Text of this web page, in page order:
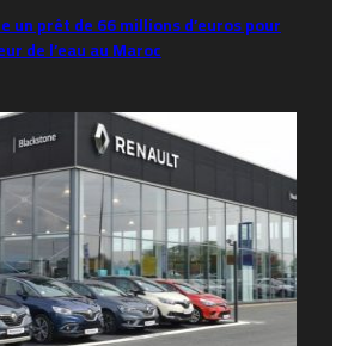
un prêt de 66 millions d’euros pour
de l’eau au Maroc